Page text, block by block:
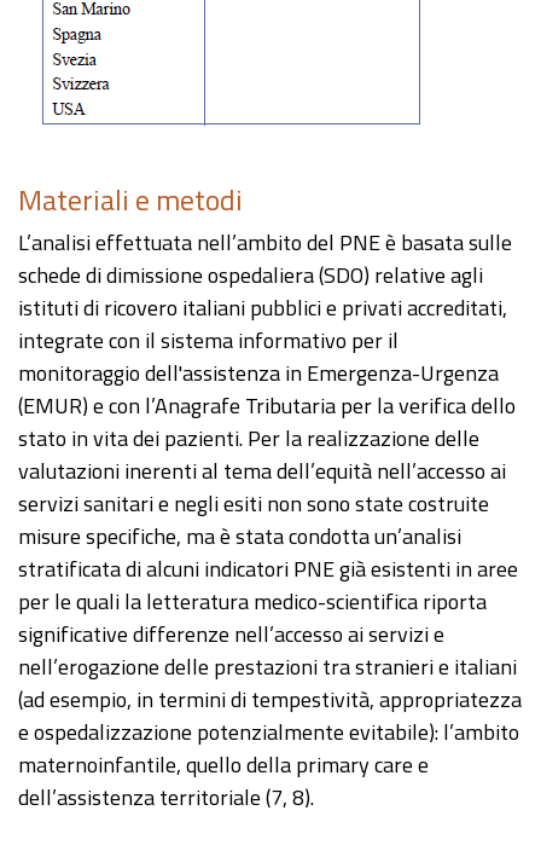
Materiali e metodi
L’analisi effettuata nell’ambito del PNE è basata sulle
schede di dimissione ospedaliera (SDO) relative agli
istituti di ricovero italiani pubblici e privati accreditati,
integrate con il sistema informativo per il
monitoraggio dell'assistenza in Emergenza-Urgenza
(EMUR) e con l’Anagrafe Tributaria per la verifica dello
stato in vita dei pazienti. Per la realizzazione delle
valutazioni inerenti al tema dell’equità nell’accesso ai
servizi sanitari e negli esiti non sono state costruite
misure specifiche, ma è stata condotta un’analisi
stratificata di alcuni indicatori PNE già esistenti in aree
per le quali la letteratura medico-scientifica riporta
significative differenze nell’accesso ai servizi e
nell’erogazione delle prestazioni tra stranieri e italiani
(ad esempio, in termini di tempestività, appropriatezza
e ospedalizzazione potenzialmente evitabile): l’ambito
maternoinfantile, quello della primary care e
dell’assistenza territoriale (7, 8).